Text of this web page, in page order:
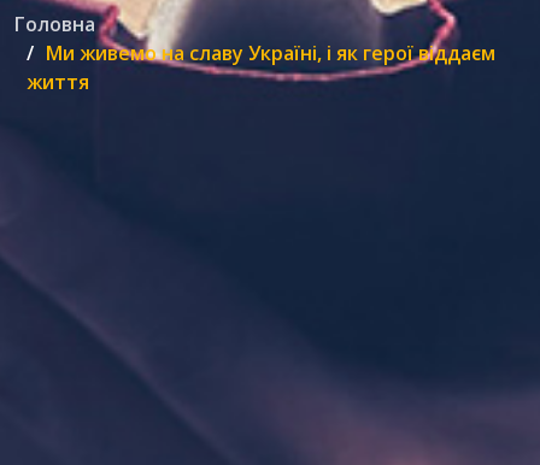
Головна
Ми живемо на славу Україні, і як герої віддаєм
життя